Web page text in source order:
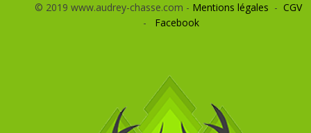
© 2019 www.audrey-chasse.com - Mentions légales - CGV
- Facebook